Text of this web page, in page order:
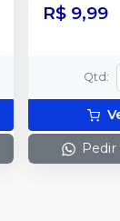
R$ 9,99
Qtd :